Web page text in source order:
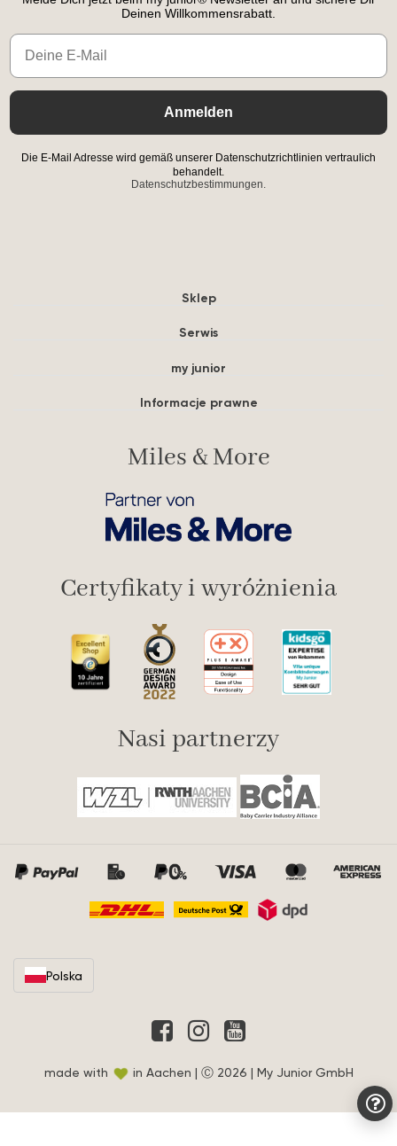
Deinen Willkommensrabatt.
Email
Anmelden
Die E-Mail Adresse wird gemäß unserer Datenschutzrichtlinien vertraulich
behandelt.
Datenschutzbestimmungen.
Sklep
Serwis
my junior
Informacje prawne
Miles & More
Certyfikaty i wyróżnienia
Nasi partnerzy
Polska
made with in Aachen | Ⓒ 2026 | My Junior GmbH